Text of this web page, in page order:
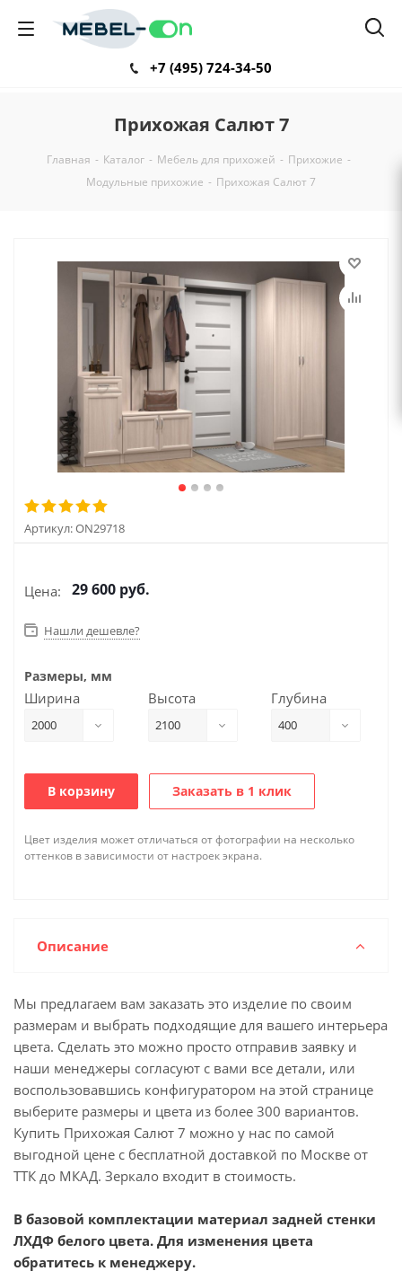
+7 (495) 724-34-50
Прихожая Салют 7
Главная - Каталог - Мебель для прихожей - Прихожие -
Модульные прихожие - Прихожая Салют 7
Артикул:ON29718
Цена: 29 600 руб.
Нашли дешевле?
Размеры, мм
Ширина
2000
Высота
2100
Глубина
400
В корзину Заказать в 1 клик
Цвет изделия может отличаться от фотографии на несколько
оттенков в зависимости от настроек экрана.
Описание
Мы предлагаем вам заказать это изделие по своим
размерам и выбрать подходящие для вашего интерьера
цвета. Сделать это можно просто отправив заявку и
наши менеджеры согласуют с вами все детали, или
воспользовавшись конфигуратором на этой странице
выберите размеры и цвета из более 300 вариантов.
Купить Прихожая Салют 7 можно у нас по самой
выгодной цене с бесплатной доставкой по Москве от
ТТК до МКАД. Зеркало входит в стоимость.
В базовой комплектации материал задней стенки
ЛХДФ белого цвета. Для изменения цвета
обратитесь к менеджеру.